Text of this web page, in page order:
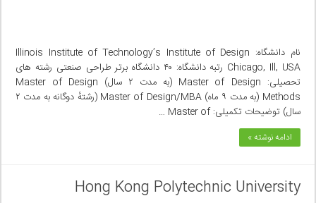
نام دانشگاه: Illinois Institute of Technology’s Institute of Design
Chicago, Ill, USA رتبه دانشگاه: ۴۰ دانشگاه برتر طراحی صنعتی رشته های
تحصیلی: Master of Design (به مدت ۲ سال) Master of Design
Methods (به مدت ۹ ماه) Master of Design/MBA (رشتهٔ دوگانه به مدت ۲
سال) توضیحات تکمیلی: Master of …
ادامه نوشته »
Hong Kong Polytechnic University